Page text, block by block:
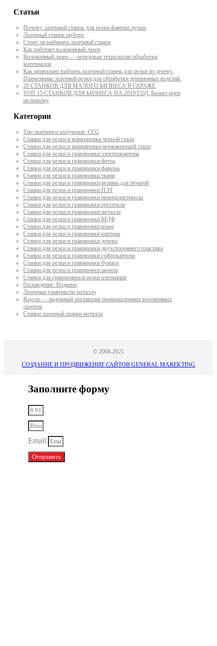
Статьи
Почему лазерный станок для резки фанеры лучше
Лазерный станок raylogic
Стоит ли выбирать лазерный станок
Как работает волоконный лазер
Волоконный лазер — передовая технология обработки
материалов
Как правильно выбрать лазерный станок для резки по дереву.
Применение лазерной резки для обработки деревянных изделий.
20 СТАНКОВ ДЛЯ МАЛОГО БИЗНЕСА В ГАРАЖЕ
ТОП 15 СТАНКОВ ДЛЯ БИЗНЕСА НА 2019 ГОД. Бизнес идеи
по новому
Категории
Тип лазерного излучения: СО2
Станки для резки и маркировки черной стали
Станки для резки и маркировка нержавеющей стали
Станки для резки и гравировки электрокартона
Станки для резки и гравировки фетра
Станки для резки и гравировки фанеры
Станки для резки и гравировки ткани
Станки для резки и гравировки резины для печатей
Станки для резки и гравировки ПЭТ
Станки для резки и гравировки пенополистирола
Станки для резки и гравировки оргстекла
Станки для резки и гравировки металла
Станки для резки и гравировки МДФ
Станки для резки и гравировки кожи
Станки для резки и гравировки картона
Станки для резки и гравировки дерева
Станки для резки и гравировки двухстороннего пластика
Станки для резки и гравировки гофрокартона
Станки для резки и гравировки бумаги
Станки для резки и гравировки акрила
Станки для гравировки и резки алюминия
Охлаждение: Водяное
Лазерные граверы по металлу
Raycus — надежный поставщик промышленных волоконных
лазеров
Cтанки лазерной сварки металла
© 2008-2021
СОЗДАНИЕ И ПРОДВИЖЕНИЕ САЙТОВ GENERAL MAREKTING
Заполните форму
Email
Отправить